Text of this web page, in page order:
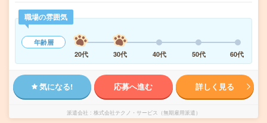
職場の雰囲気
年齢層
20代
30代 40代 50代 60代
気になる! 応募へ進む 詳しく見る
派遣会社 株式会社テクノ・サービス（無期雇用派遣）